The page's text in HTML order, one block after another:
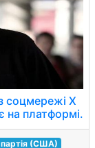
соцмережі Х
на платформі.
партія (США)